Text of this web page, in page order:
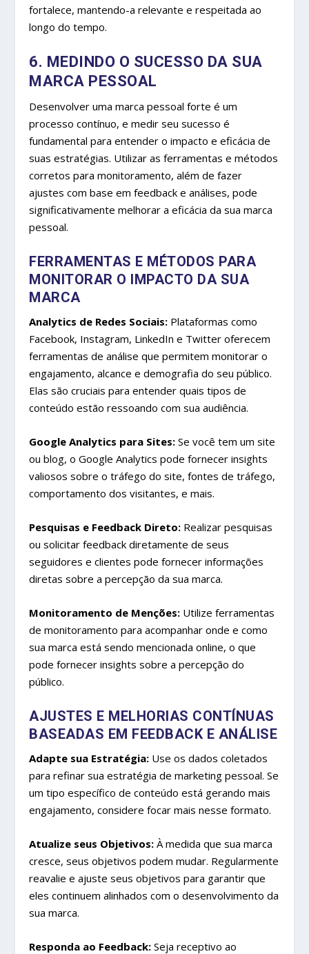
fortalece, mantendo-a relevante e respeitada ao
longo do tempo.
6. MEDINDO O SUCESSO DA SUA
MARCA PESSOAL
Desenvolver uma marca pessoal forte é um
processo contínuo, e medir seu sucesso é
fundamental para entender o impacto e eficácia de
suas estratégias. Utilizar as ferramentas e métodos
corretos para monitoramento, além de fazer
ajustes com base em feedback e análises, pode
significativamente melhorar a eficácia da sua marca
pessoal.
FERRAMENTAS E MÉTODOS PARA
MONITORAR O IMPACTO DA SUA
MARCA
Analytics de Redes Sociais: Plataformas como
Facebook, Instagram, LinkedIn e Twitter oferecem
ferramentas de análise que permitem monitorar o
engajamento, alcance e demografia do seu público.
Elas são cruciais para entender quais tipos de
conteúdo estão ressoando com sua audiência.
Google Analytics para Sites: Se você tem um site
ou blog, o Google Analytics pode fornecer insights
valiosos sobre o tráfego do site, fontes de tráfego,
comportamento dos visitantes, e mais.
Pesquisas e Feedback Direto: Realizar pesquisas
ou solicitar feedback diretamente de seus
seguidores e clientes pode fornecer informações
diretas sobre a percepção da sua marca.
Monitoramento de Menções: Utilize ferramentas
de monitoramento para acompanhar onde e como
sua marca está sendo mencionada online, o que
pode fornecer insights sobre a percepção do
público.
AJUSTES E MELHORIAS CONTÍNUAS
BASEADAS EM FEEDBACK E ANÁLISE
Adapte sua Estratégia: Use os dados coletados
para refinar sua estratégia de marketing pessoal. Se
um tipo específico de conteúdo está gerando mais
engajamento, considere focar mais nesse formato.
Atualize seus Objetivos: À medida que sua marca
cresce, seus objetivos podem mudar. Regularmente
reavalie e ajuste seus objetivos para garantir que
eles continuem alinhados com o desenvolvimento da
sua marca.
Responda ao Feedback: Seja receptivo ao